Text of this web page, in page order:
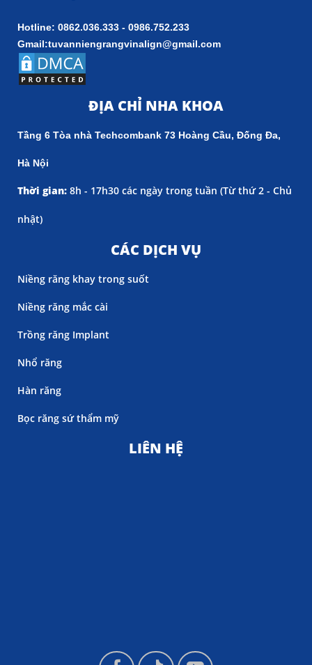
Hotline: 0862.036.333 - 0986.752.233
Gmail:tuvanniengrangvinalign@gmail.com
ĐỊA CHỈ NHA KHOA
Tầng 6 Tòa nhà Techcombank 73 Hoàng Cầu, Đống Đa,
Hà Nội
Thời gian: 8h - 17h30 các ngày trong tuần (Từ thứ 2 - Chủ
nhật)
CÁC DỊCH VỤ
Niềng răng khay trong suốt
Niềng răng mắc cài
Trồng răng Implant
Nhổ răng
Hàn răng
Bọc răng sứ thẩm mỹ
LIÊN HỆ